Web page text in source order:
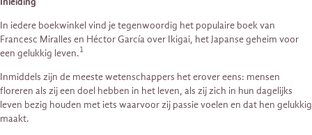
In iedere boekwinkel vind je tegenwoordig het populaire boek van
Francesc Miralles en Héctor García over Ikigai, het Japanse geheim voor
een gelukkig leven.1
Inmiddels zijn de meeste wetenschappers het erover eens: mensen
floreren als zij een doel hebben in het leven, als zij zich in hun dagelijks
leven bezig houden met iets waarvoor zij passie voelen en dat hen gelukkig
maakt.